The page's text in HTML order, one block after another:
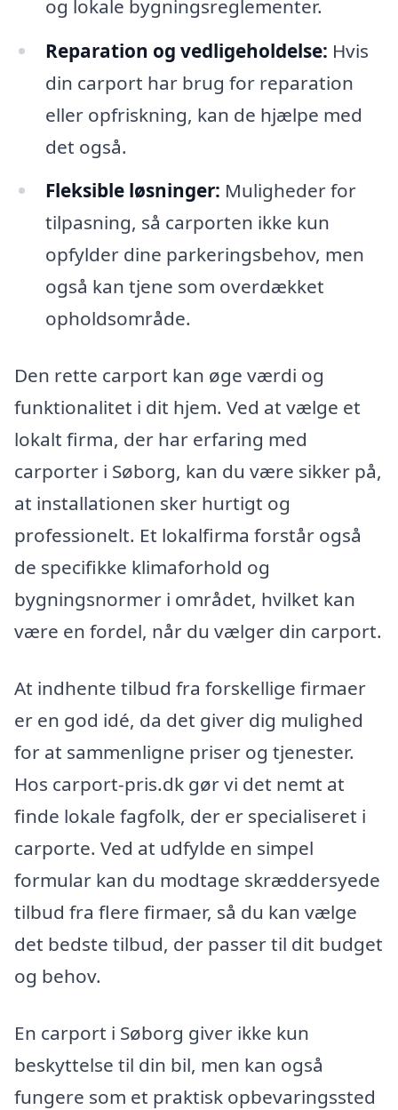
og lokale bygningsreglementer.
Reparation og vedligeholdelse: Hvis
din carport har brug for reparation
eller opfriskning, kan de hjælpe med
det også.
Fleksible løsninger: Muligheder for
tilpasning, så carporten ikke kun
opfylder dine parkeringsbehov, men
også kan tjene som overdækket
opholdsområde.
Den rette carport kan øge værdi og
funktionalitet i dit hjem. Ved at vælge et
lokalt firma, der har erfaring med
carporter i Søborg, kan du være sikker på,
at installationen sker hurtigt og
professionelt. Et lokalfirma forstår også
de specifikke klimaforhold og
bygningsnormer i området, hvilket kan
være en fordel, når du vælger din carport.
At indhente tilbud fra forskellige firmaer
er en god idé, da det giver dig mulighed
for at sammenligne priser og tjenester.
Hos carport-pris.dk gør vi det nemt at
finde lokale fagfolk, der er specialiseret i
carporte. Ved at udfylde en simpel
formular kan du modtage skræddersyede
tilbud fra flere firmaer, så du kan vælge
det bedste tilbud, der passer til dit budget
og behov.
En carport i Søborg giver ikke kun
beskyttelse til din bil, men kan også
fungere som et praktisk opbevaringssted